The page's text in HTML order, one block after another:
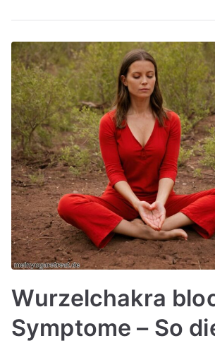
Wurzelchakra
Symptome – So